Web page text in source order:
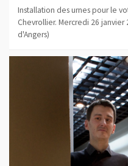
Installation des urnes pour le
Chevrollier. Mercredi 26 janvier
d'Angers)